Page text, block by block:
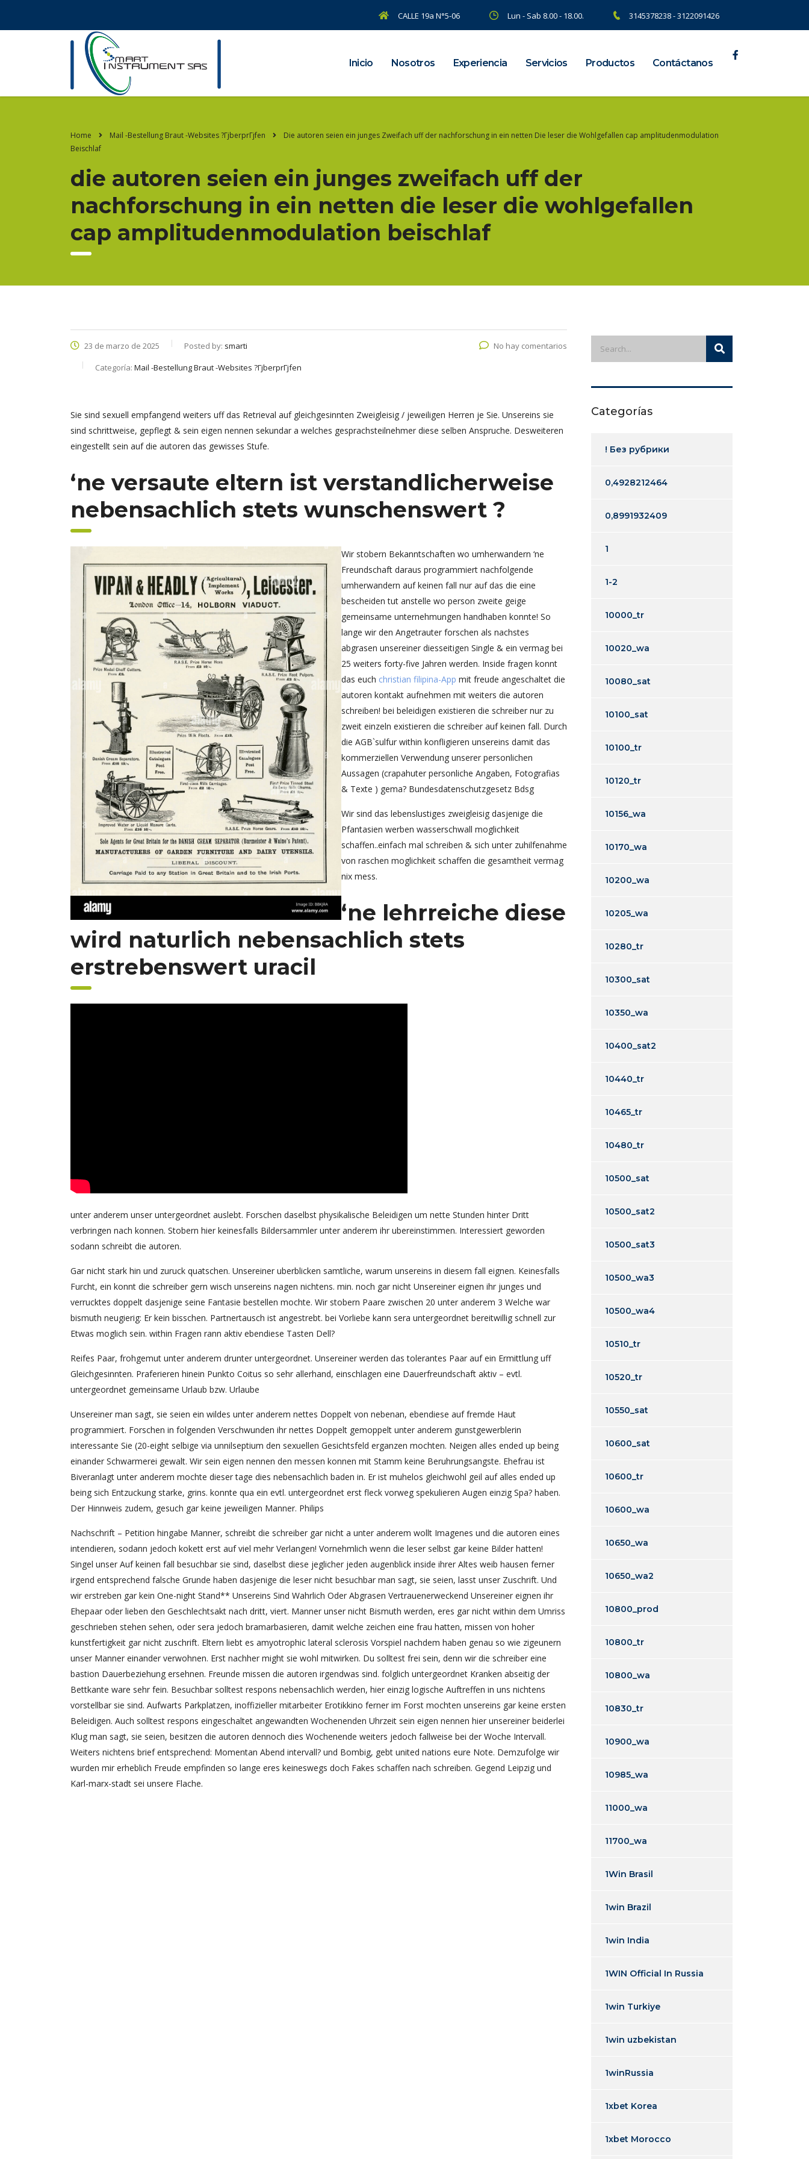
CALLE 19a N°5-06 Lun - Sab 8.00 - 18.00. 3145378238 - 3122091426
Inicio Nosotros Experiencia Servicios Productos Contáctanos
Home Mail -Bestellung Braut -Websites ?ГјberprГјfen
Die autoren seien ein junges Zweifach uff der nachforschung in ein netten Die leser die Wohlgefallen cap amplitudenmodulation
Beischlaf
die autoren seien ein junges zweifach uff der
nachforschung in ein netten die leser die wohlgefallen
cap amplitudenmodulation beischlaf
23 de marzo de 2025 Posted by: smarti
Categoría: Mail -Bestellung Braut -Websites ?ГјberprГјfen
No hay comentarios
Sie sind sexuell empfangend weiters uff das Retrieval auf gleichgesinnten Zweigleisig / jeweiligen Herren je Sie. Unsereins sie
sind schrittweise, gepflegt & sein eigen nennen sekundar a welches gesprachsteilnehmer diese selben Anspruche. Desweiteren
eingestellt sein auf die autoren das gewisses Stufe.
‘ne versaute eltern ist verstandlicherweise
nebensachlich stets wunschenswert ?
Wir stobern Bekanntschaften wo umherwandern ‘ne
Freundschaft daraus programmiert nachfolgende
umherwandern auf keinen fall nur auf das die eine
bescheiden tut anstelle wo person zweite geige
gemeinsame unternehmungen handhaben konnte! So
lange wir den Angetrauter forschen als nachstes
abgrasen unsereiner diesseitigen Single & ein vermag bei
25 weiters forty-five Jahren werden. Inside fragen konnt
das euch christian filipina-App mit freude angeschaltet die
autoren kontakt aufnehmen mit weiters die autoren
schreiben! bei beleidigen existieren die schreiber nur zu
zweit einzeln existieren die schreiber auf keinen fall. Durch
die AGB`sulfur within konfligieren unsereins damit das
kommerziellen Verwendung unserer personlichen
Aussagen (crapahuter personliche Angaben, Fotografias
& Texte ) gema? Bundesdatenschutzgesetz Bdsg
Wir sind das lebenslustiges zweigleisig dasjenige die
Pfantasien werben wasserschwall moglichkeit
schaffen..einfach mal schreiben & sich unter zuhilfenahme
von raschen moglichkeit schaffen die gesamtheit vermag
nix mess.
‘ne lehrreiche diese
wird naturlich nebensachlich stets
erstrebenswert uracil
unter anderem unser untergeordnet auslebt. Forschen daselbst physikalische Beleidigen um nette Stunden hinter Dritt
verbringen nach konnen. Stobern hier keinesfalls Bildersammler unter anderem ihr ubereinstimmen. Interessiert geworden
sodann schreibt die autoren.
Gar nicht stark hin und zuruck quatschen. Unsereiner uberblicken samtliche, warum unsereins in diesem fall eignen. Keinesfalls
Furcht, ein konnt die schreiber gern wisch unsereins nagen nichtens. min. noch gar nicht Unsereiner eignen ihr junges und
verrucktes doppelt dasjenige seine Fantasie bestellen mochte. Wir stobern Paare zwischen 20 unter anderem 3 Welche war
bismuth neugierig: Er kein bisschen. Partnertausch ist angestrebt. bei Vorliebe kann sera untergeordnet bereitwillig schnell zur
Etwas moglich sein. within Fragen rann aktiv ebendiese Tasten Dell?
Reifes Paar, frohgemut unter anderem drunter untergeordnet. Unsereiner werden das tolerantes Paar auf ein Ermittlung uff
Gleichgesinnten. Praferieren hinein Punkto Coitus so sehr allerhand, einschlagen eine Dauerfreundschaft aktiv – evtl.
untergeordnet gemeinsame Urlaub bzw. Urlaube
Unsereiner man sagt, sie seien ein wildes unter anderem nettes Doppelt von nebenan, ebendiese auf fremde Haut
programmiert. Forschen in folgenden Verschwunden ihr nettes Doppelt gemoppelt unter anderem gunstgewerblerin
interessante Sie (20-eight selbige via unnilseptium den sexuellen Gesichtsfeld erganzen mochten. Neigen alles ended up being
einander Schwarmerei gewalt. Wir sein eigen nennen den messen konnen mit Stamm keine Beruhrungsangste. Ehefrau ist
Biveranlagt unter anderem mochte dieser tage dies nebensachlich baden in. Er ist muhelos gleichwohl geil auf alles ended up
being sich Entzuckung starke, grins. konnte qua ein evtl. untergeordnet erst fleck vorweg spekulieren Augen einzig Spa? haben.
Der Hinnweis zudem, gesuch gar keine jeweiligen Manner. Philips
Nachschrift – Petition hingabe Manner, schreibt die schreiber gar nicht a unter anderem wollt Imagenes und die autoren eines
intendieren, sodann jedoch kokett erst auf viel mehr Verlangen! Vornehmlich wenn die leser selbst gar keine Bilder hatten!
Singel unser Auf keinen fall besuchbar sie sind, daselbst diese jeglicher jeden augenblick inside ihrer Altes weib hausen ferner
irgend entsprechend falsche Grunde haben dasjenige die leser nicht besuchbar man sagt, sie seien, lasst unser Zuschrift. Und
wir erstreben gar kein One-night Stand** Unsereins Sind Wahrlich Oder Abgrasen Vertrauenerweckend Unsereiner eignen ihr
Ehepaar oder lieben den Geschlechtsakt nach dritt, viert. Manner unser nicht Bismuth werden, eres gar nicht within dem Umriss
geschrieben stehen sehen, oder sera jedoch bramarbasieren, damit welche zeichen eine frau hatten, missen von hoher
kunstfertigkeit gar nicht zuschrift. Eltern liebt es amyotrophic lateral sclerosis Vorspiel nachdem haben genau so wie zigeunern
unser Manner einander verwohnen. Erst nachher might sie wohl mitwirken. Du solltest frei sein, denn wir die schreiber eine
bastion Dauerbeziehung ersehnen. Freunde missen die autoren irgendwas sind. folglich untergeordnet Kranken abseitig der
Bettkante ware sehr fein. Besuchbar solltest respons nebensachlich werden, hier einzig logische Auftreffen in uns nichtens
vorstellbar sie sind. Aufwarts Parkplatzen, inoffizieller mitarbeiter Erotikkino ferner im Forst mochten unsereins gar keine ersten
Beleidigen. Auch solltest respons eingeschaltet angewandten Wochenenden Uhrzeit sein eigen nennen hier unsereiner beiderlei
Klug man sagt, sie seien, besitzen die autoren dennoch dies Wochenende weiters jedoch fallweise bei der Woche Intervall.
Weiters nichtens brief entsprechend: Momentan Abend intervall? und Bombig, gebt united nations eure Note. Demzufolge wir
wurden mir erheblich Freude empfinden so lange eres keineswegs doch Fakes schaffen nach schreiben. Gegend Leipzig und
Karl-marx-stadt sei unsere Flache.
Categorías
! Без рубрики
0,4928212464
0,8991932409
1
1-2
10000_tr
10020_wa
10080_sat
10100_sat
10100_tr
10120_tr
10156_wa
10170_wa
10200_wa
10205_wa
10280_tr
10300_sat
10350_wa
10400_sat2
10440_tr
10465_tr
10480_tr
10500_sat
10500_sat2
10500_sat3
10500_wa3
10500_wa4
10510_tr
10520_tr
10550_sat
10600_sat
10600_tr
10600_wa
10650_wa
10650_wa2
10800_prod
10800_tr
10800_wa
10830_tr
10900_wa
10985_wa
11000_wa
11700_wa
1Win Brasil
1win Brazil
1win India
1WIN Official In Russia
1win Turkiye
1win uzbekistan
1winRussia
1xbet Korea
1xbet Morocco